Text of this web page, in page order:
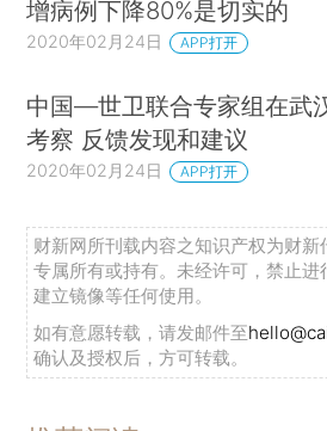
增病例下降80%是切实的
2020年02月24日 APP打开
中国—世卫联合专家组在武
考察 反馈发现和建议
2020年02月24日 APP打开
财新网所刊载内容之知识产权为财新
专属所有或持有。未经许可，禁止进
建立镜像等任何使用。
如有意愿转载，请发邮件至
确认及授权后，方可转载。